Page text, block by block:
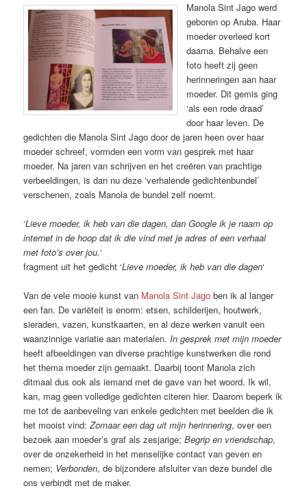
Manola Sint Jago werd
geboren op Aruba. Haar
moeder overleed kort
daarna. Behalve een
foto heeft zij geen
herinneringen aan haar
moeder. Dit gemis ging
‘als een rode draad’
door haar leven. De
gedichten die Manola Sint Jago door de jaren heen over haar
moeder schreef, vormden een vorm van gesprek met haar
moeder. Na jaren van schrijven en het creëren van prachtige
verbeeldingen, is dan nu deze ‘verhalende gedichtenbundel’
verschenen, zoals Manola de bundel zelf noemt.
‘Lieve moeder, ik heb van die dagen, dan Google ik je naam op
internet in de hoop dat ik die vind met je adres of een verhaal
met foto’s over jou.‘
fragment uit het gedicht ‘Lieve moeder, ik heb van die dagen‘
Van de vele mooie kunst van Manola Sint Jago ben ik al langer
een fan. De variëteit is enorm: etsen, schilderijen, houtwerk,
sieraden, vazen, kunstkaarten, en al deze werken vanuit een
waanzinnige variatie aan materialen.In gesprek met mijn moeder
heeft afbeeldingen van diverse prachtige kunstwerken die rond
het thema moeder zijn gemaakt. Daarbij toont Manola zich
ditmaal dus ook als iemand met de gave van het woord. Ik wil,
kan, mag geen volledige gedichten citeren hier. Daarom beperk ik
me tot de aanbeveling van enkele gedichten met beelden die ik
het mooist vind:Zomaar een dag uit mijn herinnering, over een
bezoek aan moeder’s graf als zesjarige;Begrip en vriendschap,
over de onzekerheid in het menselijke contact van geven en
nemen; Verbonden, de bijzondere afsluiter van deze bundel die
ons verbindt met de maker.